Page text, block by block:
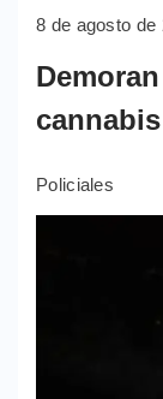
8 de agosto de
cannabis
Policiales